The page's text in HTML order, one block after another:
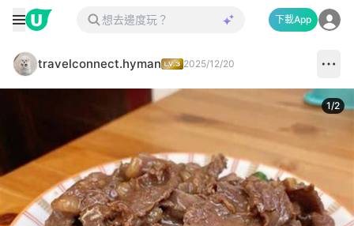
下載App
travelconnect.hyman 2025/12/20
1/2